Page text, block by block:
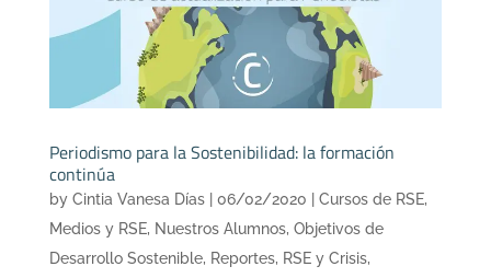
Periodismo para la Sostenibilidad: la formación
continúa
by Cintia Vanesa Días| 06/02/2020 Cursos de RSE,
Medios y RSE, Nuestros Alumnos, Objetivos de
Desarrollo Sostenible, Reportes, RSE y Crisis,